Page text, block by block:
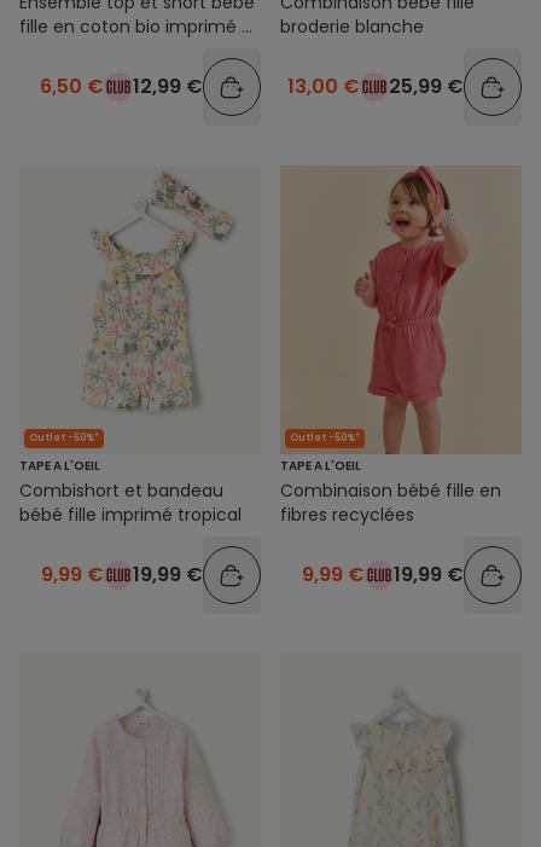
fille en coton bio imprimé à
6,50 € 12,99 €
broderie blanche
13,00 € 25,99 €
Outlet -50%*
TAPE A L'OEIL
Combishort et bandeau
bébé fille imprimé tropical
9,99 € 19,99 €
Outlet -50%*
TAPE A L'OEIL
Combinaison bébé fille en
fibres recyclées
9,99 € 19,99 €